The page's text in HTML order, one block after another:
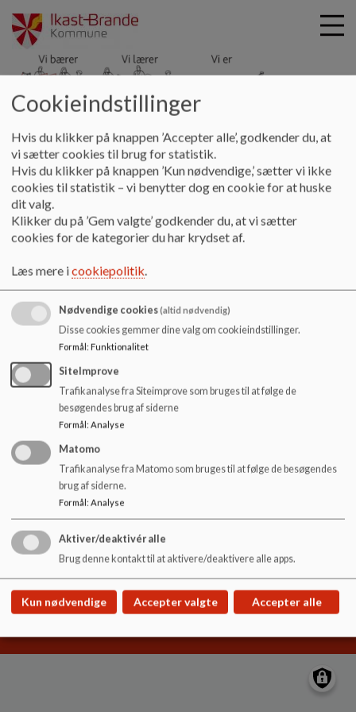
i
Kontakt Skolebestyrelsen Årsberetninger
Årsberetninger
Årsberetninger fra skolebestyrelsen
Dokumenter
Skolebestyrelsens årsberetning 2025-26.pdf
Hyldgårdsskolen
Hyldgårds Allé 9
hyldgaardsskolen@ikast-brande.dk
99604800
EAN NR.
5798005571100
Sitemap
Cookie politik
Cookieindstillinger
Hvis du klikker på knappen ’Accepter alle’, godkender du, at
vi sætter cookies til brug for statistik.
Hvis du klikker på knappen ’Kun nødvendige,’ sætter vi ikke
cookies til statistik – vi benytter dog en cookie for at huske
dit valg.
Klikker du på ’Gem valgte’ godkender du, at vi sætter
cookies for de kategorier du har krydset af.
Læs mere icookiepolitik.
Nødvendige cookies(altid nødvendig)
Disse cookies gemmer dine valg om cookieindstillinger.
Formål: Funktionalitet
SiteImprove
Trafikanalyse fra Siteimprove som bruges til at følge de
besøgendes brug af siderne
Formål: Analyse
Matomo
Trafikanalyse fra Matomo som bruges til at følge de besøgendes
brug af siderne.
Formål: Analyse
Aktiver/deaktivér alle
Brug denne kontakt til at aktivere/deaktivere alle apps.
Kun nødvendige Accepter valgte Accepter alle